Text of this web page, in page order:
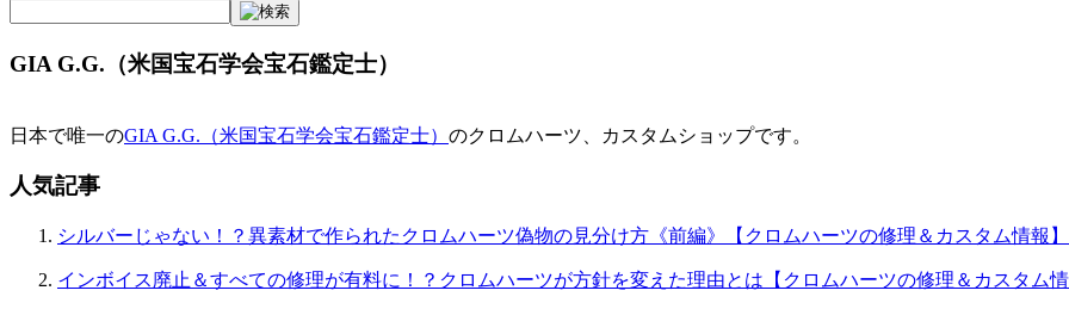
ー
シ
ン
GIA G.G.（米国宝石学会宝石鑑定士）
日本で唯一のGIA G.G.（米国宝石学会宝石鑑定士） のクロムハーツ、カスタムショップです。
人気記事
シルバーじゃない！？異素材で作られたクロムハーツ偽物の見分け方《前編》【クロムハーツの修理＆カスタム情報】
インボイス廃止＆すべての修理が有料に！？クロムハーツが方針を変えた理由とは【クロムハーツの修理＆カスタム